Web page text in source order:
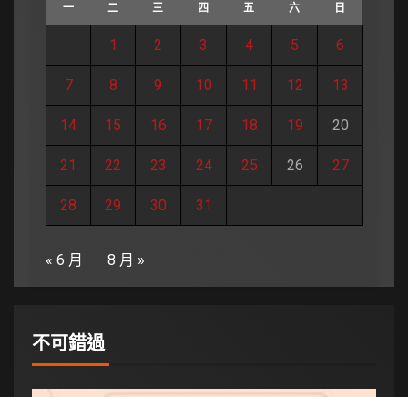
一 二 三 四 五 六 日
1 2 3 4 5 6
7 8 9 10 11 12 13
14 15 16 17 18 19 20
21 22 23 24 25 26 27
28 29 30 31
« 6 月 8 月 »
不可錯過